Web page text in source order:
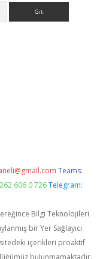
Teams:
606 0 726 Telegram:
Bilgi Teknolojileri
bir Yer Sağlayıcı
içerikleri proaktif
bulunmamaktadır.